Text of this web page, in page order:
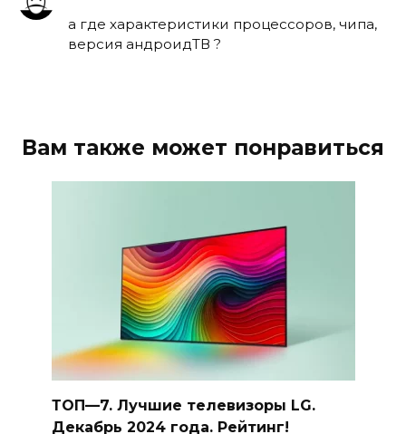
а где характеристики процессоров, чипа,
версия андроидТВ ?
Вам также может понравиться
ТОП—7. Лучшие телевизоры LG.
Декабрь 2024 года. Рейтинг!